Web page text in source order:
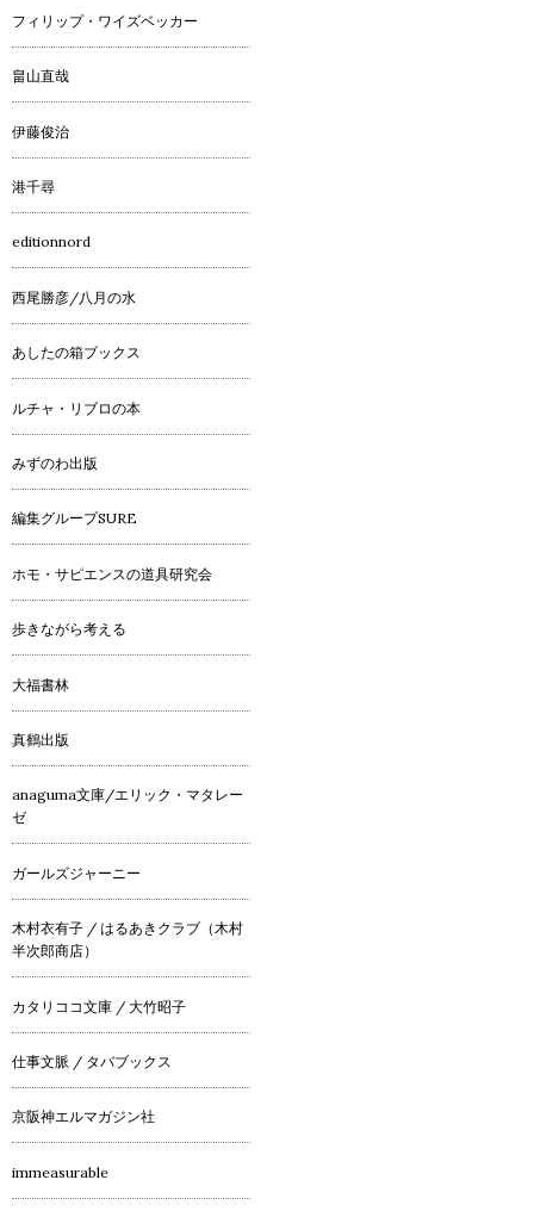
フィリップ・ワイズベッカー
畠山直哉
伊藤俊治
港千尋
editionnord
西尾勝彦/八月の水
あしたの箱ブックス
ルチャ・リブロの本
みずのわ出版
編集グループSURE
ホモ・サピエンスの道具研究会
歩きながら考える
大福書林
真鶴出版
anaguma文庫/エリック・マタレー
ゼ
ガールズジャーニー
木村衣有子 / はるあきクラブ（木村
半次郎商店）
カタリココ文庫 / 大竹昭子
仕事文脈 / タバブックス
京阪神エルマガジン社
immeasurable